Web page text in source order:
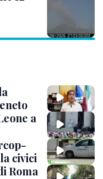
a
civici
Roma